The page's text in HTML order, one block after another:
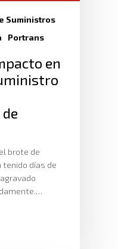
Suministros
Portrans
en
brote de
tenido días de